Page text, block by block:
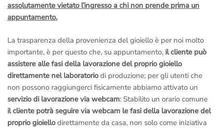
assolutamente vietato l’ingresso a chi non prende prima un
appuntamento.
La trasparenza della provenienza del gioiello è per noi molto
importante, è per questo che, su appuntamento, il cliente può
assistere alle fasi della lavorazione del proprio gioiello
direttamente nel laboratoriodi produzione; per gli utenti che
non possono raggiungerci fisicamente abbiamo attivato un
servizio di lavorazione via webcam: Stabilito un orario comune
il cliente potrà seguire via webcam le fasi della lavorazione del
proprio gioiellodirettamente da casa, non solo come iniziativa